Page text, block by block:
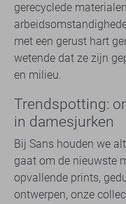
gerecyclede
met een gerust hart
wetende dat ze zijn
en milieu.
Trendspotting:
in damesjurken
Bij Sans houden we
gaat om de nieuwste
opvallende prints,
ontwerpen, onze